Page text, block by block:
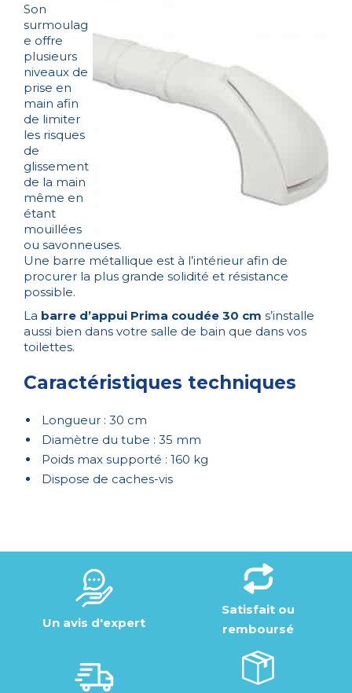
Son
surmoulag
e offre
plusieurs
niveaux de
prise en
main afin
de limiter
les risques
de
glissement
de la main
même en
étant
mouillées
ou savonneuses.
Une barre métallique est à l’intérieur afin de
procurer la plus grande solidité et résistance
possible.
La barre d’appui Prima coudée 30 cm s’installe
aussi bien dans votre salle de bain que dans vos
toilettes.
Caractéristiques techniques
Longueur : 30 cm
Diamètre du tube : 35 mm
Poids max supporté : 160 kg
Dispose de caches-vis
Un avis d'expert
Satisfait ou
remboursé